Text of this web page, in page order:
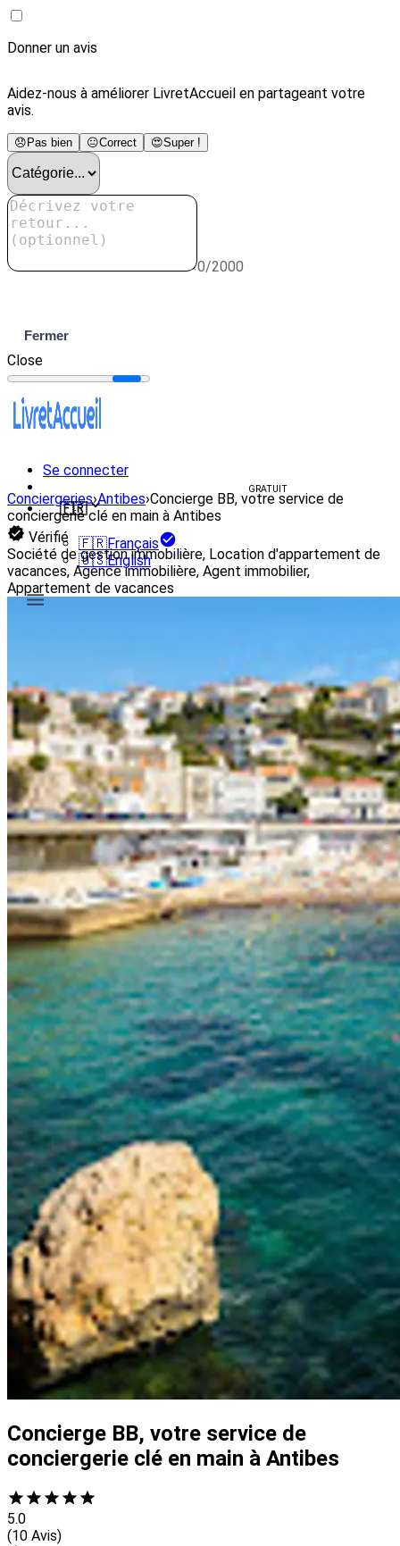
Donner un avis
Aidez-nous à améliorer LivretAccueil en partageant votre
avis.
😞 Pas bien 😐Correct 😍Super !
0/2000
Fermer
Close
Se connecter
GRATUIT
🇫🇷
🇫🇷Français
🇺🇸English
Conciergeries›Antibes›Concierge BB, votre service de
conciergerie clé en main à Antibes
Vérifié
Société de gestion immobilière, Location d'appartement de
vacances, Agence immobilière, Agent immobilier,
Appartement de vacances
Concierge BB, votre service de
conciergerie clé en main à Antibes
5.0
(10 Avis)